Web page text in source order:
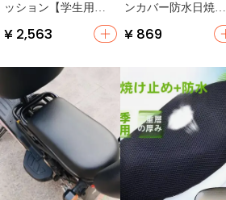
ッション【学生用・
腰部サポート・タタ
ミ用】
¥ 2,563
ンカバー防水日焼け
¥ 869